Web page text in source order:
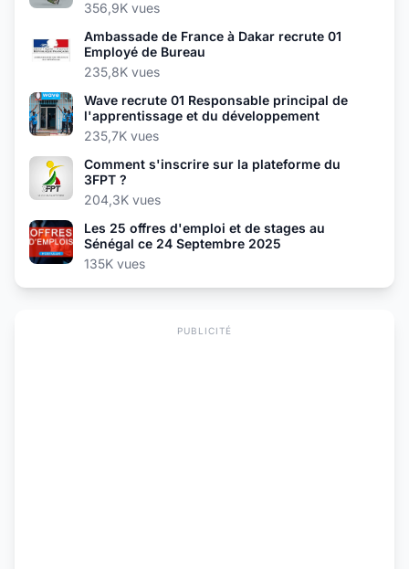
356,9K vues
Ambassade de France à Dakar recrute 01
Employé de Bureau
235,8K vues
Wave recrute 01 Responsable principal de
l'apprentissage et du développement
235,7K vues
Comment s'inscrire sur la plateforme du
3FPT ?
204,3K vues
Les 25 offres d'emploi et de stages au
Sénégal ce 24 Septembre 2025
135K vues
PUBLICITÉ